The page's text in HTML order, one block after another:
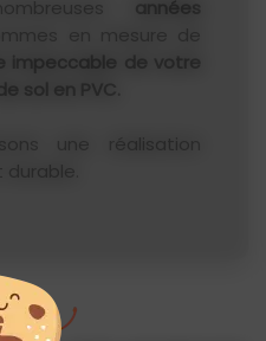
années
impeccable de votre
sol
une réalisation